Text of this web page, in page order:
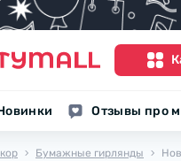
Отзывы про
Бумажные гирлянды